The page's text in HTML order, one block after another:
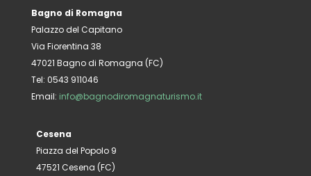
Bagno di Romagna
Palazzo del Capitano
Via Fiorentina 38
47021 Bagno di Romagna (FC)
Tel: 0543 911046
Email: info@bagnodiromagnaturismo.it
Cesena
Piazza del Popolo 9
47521 Cesena (FC)